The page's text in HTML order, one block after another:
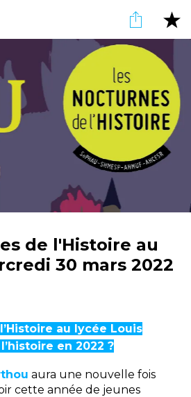
de l'Histoire au
30 mars 2022
au lycée Louis
en 2022 ?
aura une nouvelle fois
cette année de jeunes